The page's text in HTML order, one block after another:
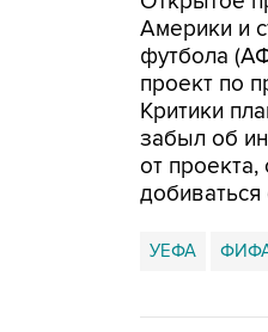
Америки и
футбола
проект по
Критики
забыл об
от
добиваться
УЕФА